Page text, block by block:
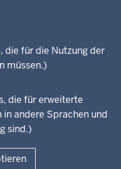
die für die Nutzung der
müssen.)
die für erweiterte
andere Sprachen und
sind.)